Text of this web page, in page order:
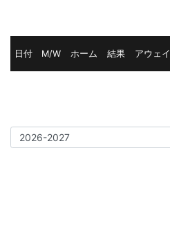
日付 M/W ホーム 結果 アウェイ